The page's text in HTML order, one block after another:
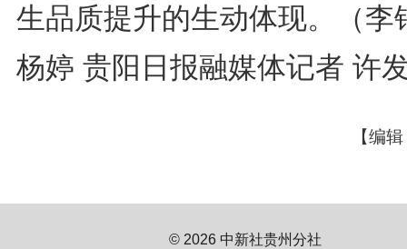
生品质提升的生动体现。（李
杨婷 贵阳日报融媒体记者 许
【编
© 2026 中新社贵州分社